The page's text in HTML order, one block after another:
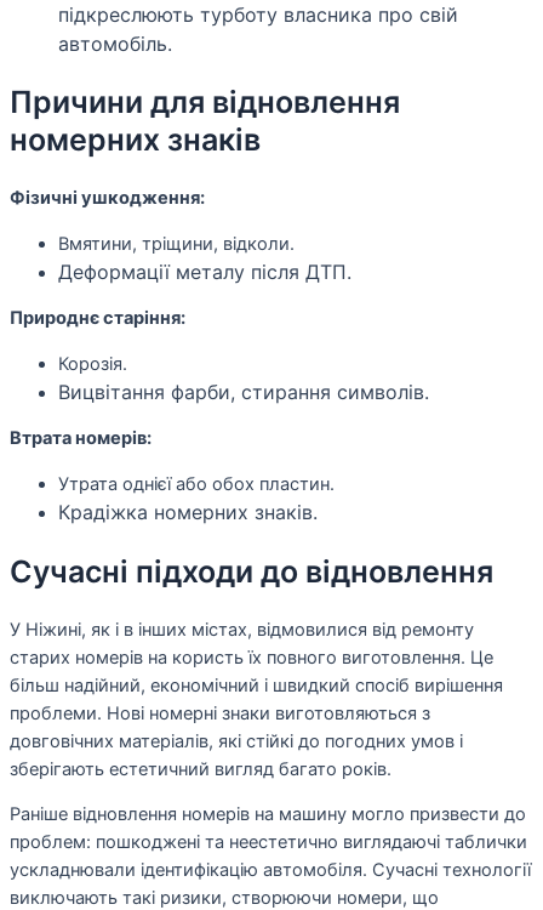
підкреслюють турботу власника про свій
автомобіль.
Причини для відновлення
номерних знаків
Фізичні ушкодження:
Вмятини, тріщини, відколи.
Деформації металу після ДТП.
Природнє старіння:
Корозія.
Вицвітання фарби, стирання символів.
Втрата номерів:
Утрата однієї або обох пластин.
Крадіжка номерних знаків.
Сучасні підходи до відновлення
У Ніжині, як і в інших містах, відмовилися від ремонту
старих номерів на користь їх повного виготовлення. Це
більш надійний, економічний і швидкий спосіб вирішення
проблеми. Нові номерні знаки виготовляються з
довговічних матеріалів, які стійкі до погодних умов і
зберігають естетичний вигляд багато років.
Раніше відновлення номерів на машину могло призвести до
проблем: пошкоджені та неестетично виглядаючі таблички
ускладнювали ідентифікацію автомобіля. Сучасні технології
виключають такі ризики, створюючи номери, що